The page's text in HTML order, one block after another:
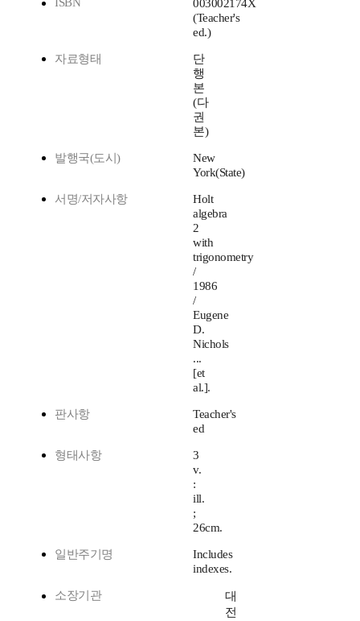
ISBN
003002174X
(Teacher's
ed.)
자료형태
단
행
본
(다
권
본)
발행국(도시)
New
York(State)
서명/저자사항
Holt
algebra
2
with
trigonometry
/
1986
/
Eugene
D.
Nichols
...
[et
al.].
판사항
Teacher's
ed
형태사항
3
v.
:
ill.
;
26cm.
일반주기명
Includes
indexes.
소장기관
대
전